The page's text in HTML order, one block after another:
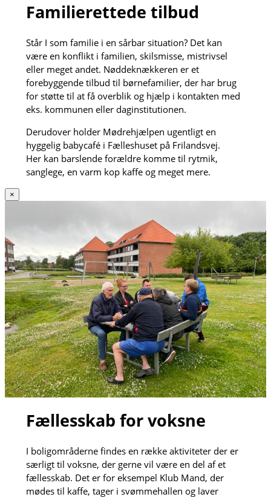
Familierettede tilbud
Står I som familie i en sårbar situation? Det kan
være en konflikt i familien, skilsmisse, mistrivsel
eller meget andet. Nøddeknækkeren er et
forebyggende tilbud til børnefamilier, der har brug
for støtte til at få overblik og hjælp i kontakten med
eks. kommunen eller daginstitutionen.
Derudover holder Mødrehjælpen ugentligt en
hyggelig babycafé i Fælleshuset på Frilandsvej.
Her kan barslende forældre komme til rytmik,
sanglege, en varm kop kaffe og meget mere.
×
Fællesskab for voksne
I boligområderne findes en række aktiviteter der er
særligt til voksne, der gerne vil være en del af et
fællesskab. Det er for eksempel Klub Mand, der
mødes til kaffe, tager i svømmehallen og laver